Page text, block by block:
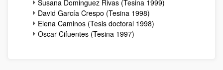
Susana Dominguez Rivas (Tesina 1999)
David García Crespo (Tesina 1998)
Elena Caminos (Tesis doctoral 1998)
Oscar Cifuentes (Tesina 1997)